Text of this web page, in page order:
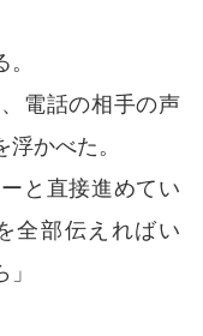
電話の相手の声
かべた。
と直接進めてい
全部伝えればい